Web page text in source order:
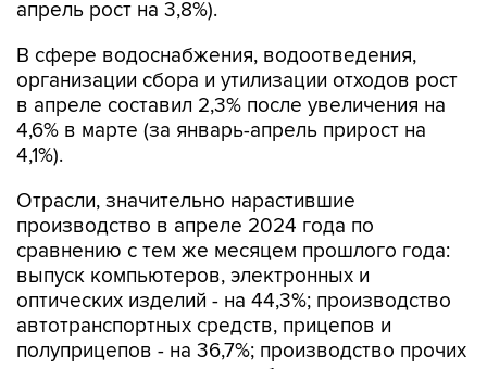
апрель рост на 3,8%).
В сфере водоснабжения, водоотведения,
организации сбора и утилизации отходов рост
в апреле составил 2,3% после увеличения на
4,6% в марте (за январь-апрель прирост на
4,1%).
Отрасли, значительно нарастившие
производство в апреле 2024 года по
сравнению с тем же месяцем прошлого года:
выпуск компьютеров, электронных и
оптических изделий - на 44,3%; производство
автотранспортных средств, прицепов и
полуприцепов - на 36,7%; производство прочих